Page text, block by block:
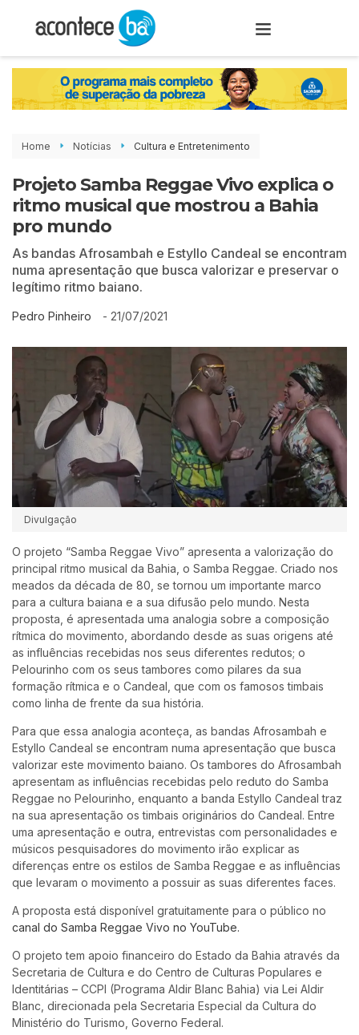
Home Notícias Cultura e Entretenimento
Projeto Samba Reggae Vivo explica o
ritmo musical que mostrou a Bahia
pro mundo
As bandas Afrosambah e Estyllo Candeal se encontram
numa apresentação que busca valorizar e preservar o
legítimo ritmo baiano.
Pedro Pinheiro - 21/07/2021
Divulgação
O projeto “Samba Reggae Vivo” apresenta a valorização do
principal ritmo musical da Bahia, o Samba Reggae. Criado nos
meados da década de 80, se tornou um importante marco
para a cultura baiana e a sua difusão pelo mundo. Nesta
proposta, é apresentada uma analogia sobre a composição
rítmica do movimento, abordando desde as suas origens até
as influências recebidas nos seus diferentes redutos; o
Pelourinho com os seus tambores como pilares da sua
formação rítmica e o Candeal, que com os famosos timbais
como linha de frente da sua história.
Para que essa analogia aconteça, as bandas Afrosambah e
Estyllo Candeal se encontram numa apresentação que busca
valorizar este movimento baiano. Os tambores do Afrosambah
apresentam as influências recebidas pelo reduto do Samba
Reggae no Pelourinho, enquanto a banda Estyllo Candeal traz
na sua apresentação os timbais originários do Candeal. Entre
uma apresentação e outra, entrevistas com personalidades e
músicos pesquisadores do movimento irão explicar as
diferenças entre os estilos de Samba Reggae e as influências
que levaram o movimento a possuir as suas diferentes faces.
A proposta está disponível gratuitamente para o público no
canal do Samba Reggae Vivo no YouTube.
O projeto tem apoio financeiro do Estado da Bahia através da
Secretaria de Cultura e do Centro de Culturas Populares e
Identitárias – CCPI (Programa Aldir Blanc Bahia) via Lei Aldir
Blanc, direcionada pela Secretaria Especial da Cultura do
Ministério do Turismo, Governo Federal.